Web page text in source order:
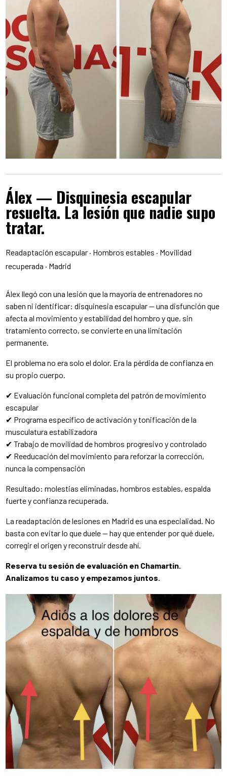
Álex — Disquinesia escapular
resuelta. La lesión que nadie supo
tratar.
Readaptación escapular · Hombros estables · Movilidad
recuperada · Madrid
Álex llegó con una lesión que la mayoría de entrenadores no
saben ni identificar: disquinesia escapular — una disfunción que
afecta al movimiento y estabilidad del hombro y que, sin
tratamiento correcto, se convierte en una limitación
permanente.
El problema no era solo el dolor. Era la pérdida de confianza en
su propio cuerpo.
✔ Evaluación funcional completa del patrón de movimiento
escapular
✔ Programa específico de activación y tonificación de la
musculatura estabilizadora
✔ Trabajo de movilidad de hombros progresivo y controlado
✔ Reeducación del movimiento para reforzar la corrección,
nunca la compensación
Resultado: molestias eliminadas, hombros estables, espalda
fuerte y confianza recuperada.
La readaptación de lesiones en Madrid es una especialidad. No
basta con evitar lo que duele — hay que entender por qué duele,
corregir el origen y reconstruir desde ahí.
Reserva tu sesión de evaluación en Chamartín.
Analizamos tu caso y empezamos juntos.